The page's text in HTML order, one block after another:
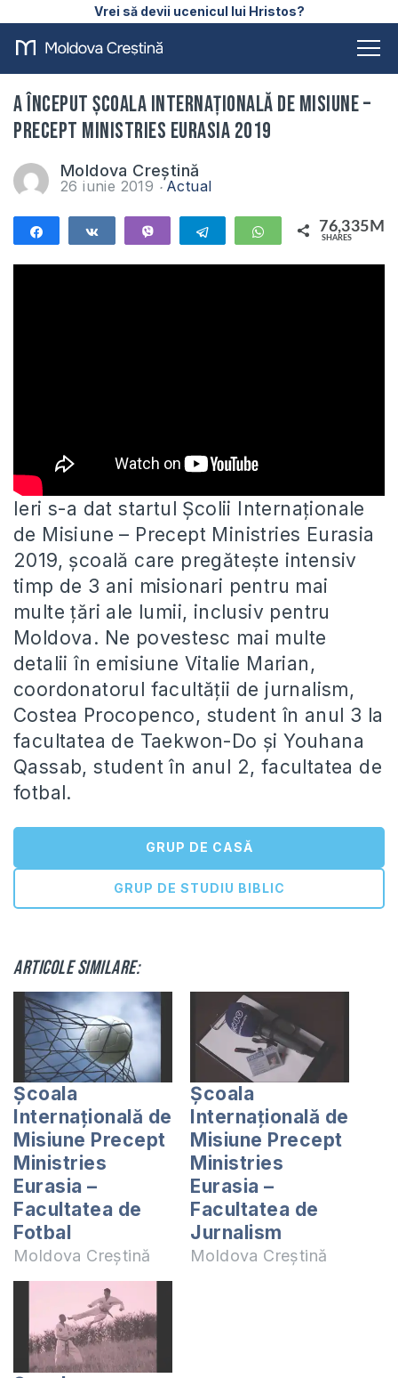
Vrei să devii ucenicul lui Hristos?
A început Școala Internațională de Misiune –
Precept Ministries Eurasia 2019
Moldova Creștină
26 iunie 2019 Actual
Share Share Telegram WhatsApp76,335M
SHARES
Ieri s-a dat startul Școlii Internaționale
de Misiune – Precept Ministries Eurasia
2019, școală care pregătește intensiv
timp de 3 ani misionari pentru mai
multe țări ale lumii, inclusiv pentru
Moldova. Ne povestesc mai multe
detalii în emisiune Vitalie Marian,
coordonatorul facultății de jurnalism,
Costea Procopenco, student în anul 3 la
facultatea de Taekwon-Do și Youhana
Qassab, student în anul 2, facultatea de
fotbal.
GRUP DE CASĂ
GRUP DE STUDIU BIBLIC
Articole similare:
Școala
Internațională de
Misiune Precept
Ministries
Eurasia –
Facultatea de
Fotbal
Moldova Creștină
Școala
Internațională de
Misiune Precept
Ministries
Eurasia –
Facultatea de
Jurnalism
Moldova Creștină